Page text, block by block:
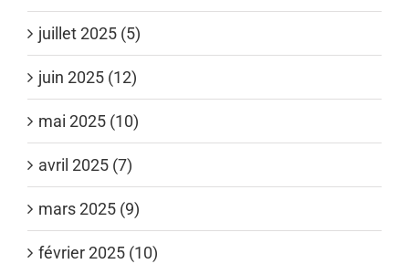
juillet 2025 (5)
juin 2025 (12)
mai 2025 (10)
avril 2025 (7)
mars 2025 (9)
février 2025 (10)